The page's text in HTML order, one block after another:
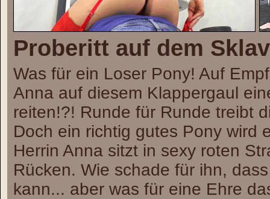
Proberitt auf dem
Was für ein Loser Pony! Auf
Anna auf diesem Klappergaul
reiten!?! Runde für Runde treibt
Doch ein richtig gutes Pony wird
Herrin Anna sitzt in sexy roten
Rücken. Wie schade für ihn,
kann... aber was für eine Ehre